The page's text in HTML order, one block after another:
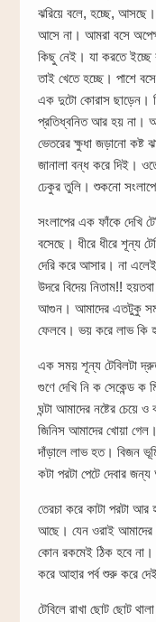
ঝরিয়ে বলে, হচ্ছে,
আসে না। আমরা বসে
কিছু নেই। যা করতে ইচ্ছে
তাই খেতে হচ্ছে। পাশে
এক দুটো কোরাস ছাড়েন।
প্রতিধ্বনিত আর হয় না।
ভেতরের ক্ষুধা জড়ানো কষ্ট
জানালা বন্ধ করে দিই।
ঢেকুর তুলি। শুকনো সংলাপে
সংলাপের এক ফাঁকে দেখি
বসেছে। ধীরে ধীরে শূন্য
দেরি করে আসার। না
উদরে বিদেয় নিতাম!!
আগুন। আমাদের এতটুকু সময়
ফেলবে। ভয় করে লাভ কি
এক সময় শূন্য টেবিলটা
গুণে দেখি নি ক সেকেন্ড ক
ঘন্টা আমাদের নষ্টের
জিনিস আমাদের খোয়া
দাঁড়ালে লাভ হত। বিজন
কটা পরটা পেটে দেবার
তেরচা করে কাটা পরটা আর
আছে। যেন ওরাই আমাদের
কোন রকমেই ঠিক হবে না।
করে আহার পর্ব শুরু করে
টেবিলে রাখা ছোট ছোট